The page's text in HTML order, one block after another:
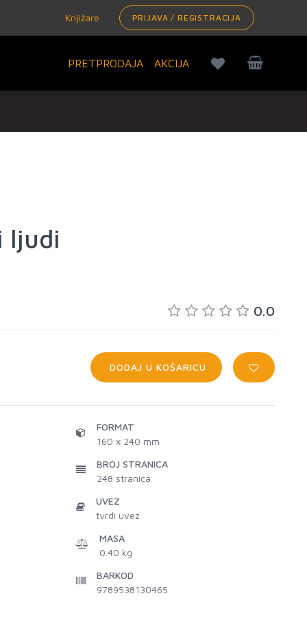
Knjižare PRIJAVA / REGISTRACIJA
PRETPRODAJA AKCIJA
ljudi
0.0
DODAJ U KOŠARICU
FORMAT
160 x 240 mm
BROJ STRANICA
248 stranica
UVEZ
tvrdi uvez
MASA
0.40 kg
BARKOD
9789538130465